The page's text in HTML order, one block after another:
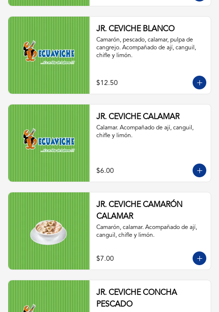
JR. CEVICHE BLANCO
Camarón, pescado, calamar, pulpa de
cangrejo. Acompañado de ají, canguil,
chifle y limón.
$12.50
JR. CEVICHE CALAMAR
Calamar. Acompañado de ají, canguil,
chifle y limón.
$6.00
JR. CEVICHE CAMARÓN
CALAMAR
Camarón, calamar. Acompañado de ají,
canguil, chifle y limón.
$7.00
JR. CEVICHE CONCHA
PESCADO